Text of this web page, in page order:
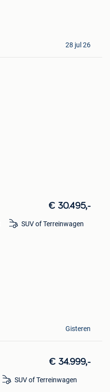
28 jul 26
€ 30.495,-
SUV of Terreinwagen
Gisteren
€ 34.999,-
SUV of Terreinwagen